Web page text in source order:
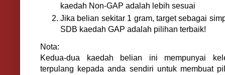
kaedah Non-GAP adalah lebih sesuai
Jika belian sekitar 1 gram, target sebagai
SDB kaedah GAP adalah pilihan terbaik!
Nota:
Kedua-dua kaedah belian ini mempunyai
terpulang kepada anda sendiri untuk membuat